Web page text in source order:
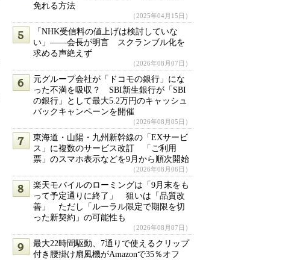
免れる方法
（2025年04月15日）
「NHK受信料の値上げは検討していな
い」――会長が明言 スクランブル化を
求める声絶えず
（2026年08月07日）
元グループ会社が「ドコモの銀行」にな
った不満を吸収？ SBI新生銀行が「SBI
の銀行」として最大5.2万円のキャッシュ
バックキャンペーンを開催
（2026年08月05日）
東海道・山陽・九州新幹線の「EXサービ
ス」に複数のサービス改訂 「ご利用
票」のスマホ表示などを9月から順次開始
（2026年08月06日）
楽天モバイルのローミングは「9月末をも
って予定通りに終了」 狙いは「品質改
善」 ただし「ルーラル限定で期限を切
った新契約」の可能性も
（2026年08月07日）
最大22時間駆動、7通りで使えるクリップ
付き腰掛け扇風機がAmazonで35％オフ